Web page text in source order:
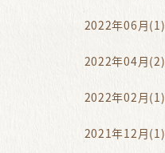
2022年06月(1)
2022年04月(2)
2022年02月(1)
2021年12月(1)